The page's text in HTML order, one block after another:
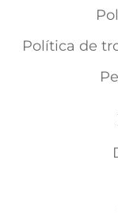
Política de